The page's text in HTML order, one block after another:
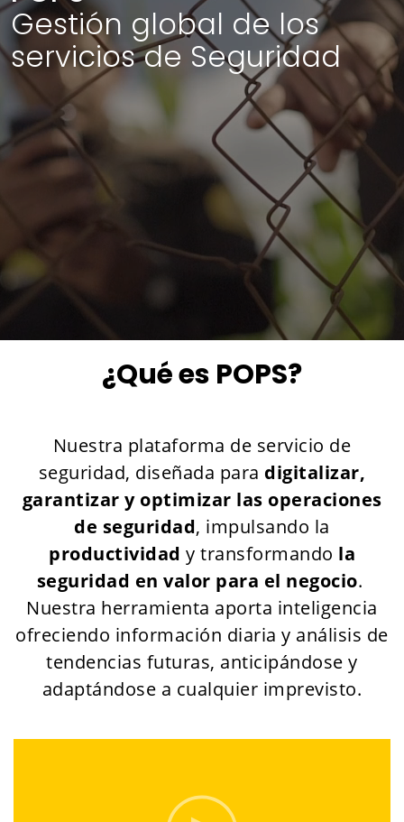
Gestión global de los
servicios de Seguridad
¿Qué es POPS?
Nuestra plataforma de servicio de
seguridad, diseñada para digitalizar,
garantizar y optimizar las operaciones
de seguridad, impulsando la
productividad y transformando la
seguridad en valor para el negocio.
Nuestra herramienta aporta inteligencia
ofreciendo información diaria y análisis de
tendencias futuras, anticipándose y
adaptándose a cualquier imprevisto.